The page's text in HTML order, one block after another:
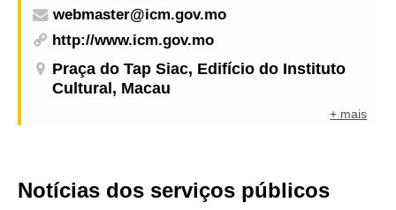
webmaster@icm.gov.mo
http://www.icm.gov.mo
Praça do Tap Siac, Edifício do Instituto
Cultural, Macau
+ mais
Notícias dos serviços públicos